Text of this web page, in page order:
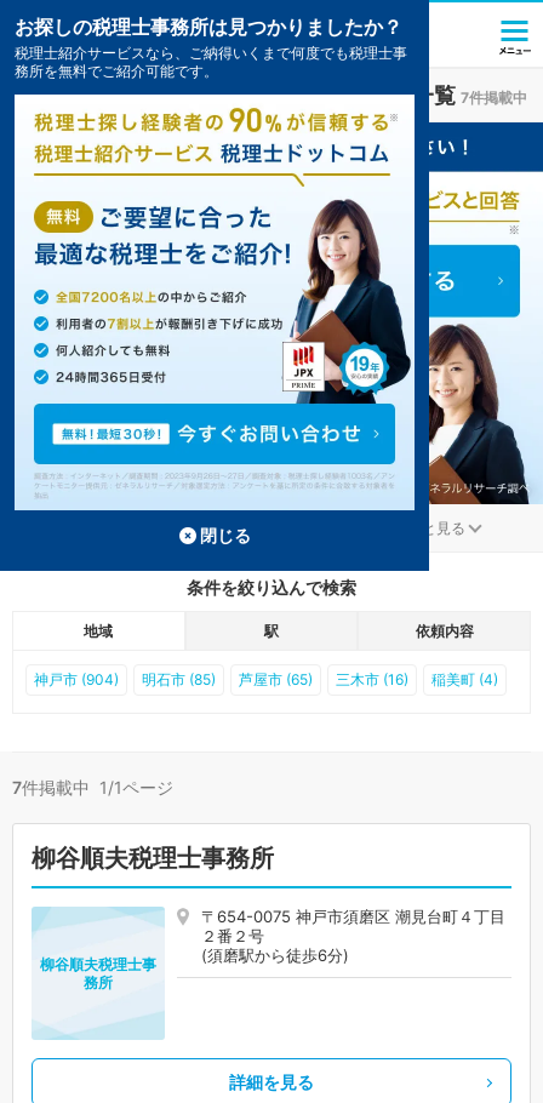
須磨駅(兵庫県)の税理士・会計事務所の一覧 7件掲載中
神戸市須磨区の須磨駅の事務所が7件見つかりました。 もっと見る
条件を絞り込んで検索
地域 駅 依頼内容
神戸市 (904) 明石市 (85) 芦屋市 (65) 三木市 (16) 稲美町 (4)
7件掲載中 1/1ページ
柳谷順夫税理士事務所
〒654-0075 神戸市須磨区 潮見台町４丁目
２番２号
(須磨駅から徒歩6分)
柳谷順夫税理士事
務所
詳細を見る
お探しの税理士事務所は見つかりましたか？
税理士紹介サービスなら、ご納得いくまで何度でも税理士事
務所を無料でご紹介可能です。
閉じる